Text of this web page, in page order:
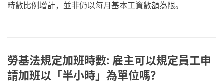
時數比例增計，並非仍以每月基本工資數額為限。
勞基法規定加班時數: 雇主可以規定員工申
請加班以「半小時」為單位嗎？